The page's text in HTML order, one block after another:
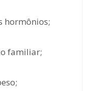
hormônios;
familiar;